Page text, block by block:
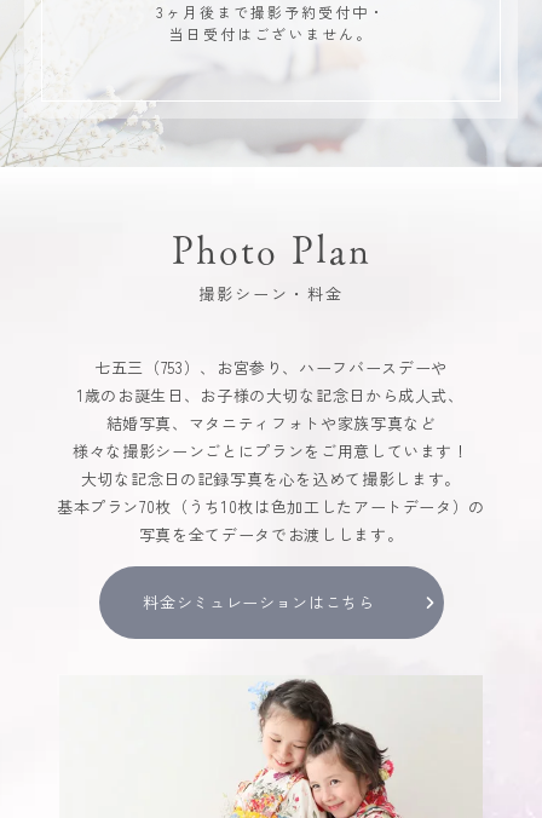
3ヶ月後まで撮影予約受付中・
当日受付はございません。
Photo Plan
撮影シーン・料金
七五三（753）、お宮参り、ハーフバースデーや
1歳のお誕生日、お子様の大切な記念日から成人式、
結婚写真、マタニティフォトや家族写真など
様々な撮影シーンごとにプランをご用意しています！
大切な記念日の記録写真を心を込めて撮影します。
基本プラン70枚（うち10枚は色加工したアートデータ）の
写真を全てデータでお渡しします。
料金シミュレーションはこちら